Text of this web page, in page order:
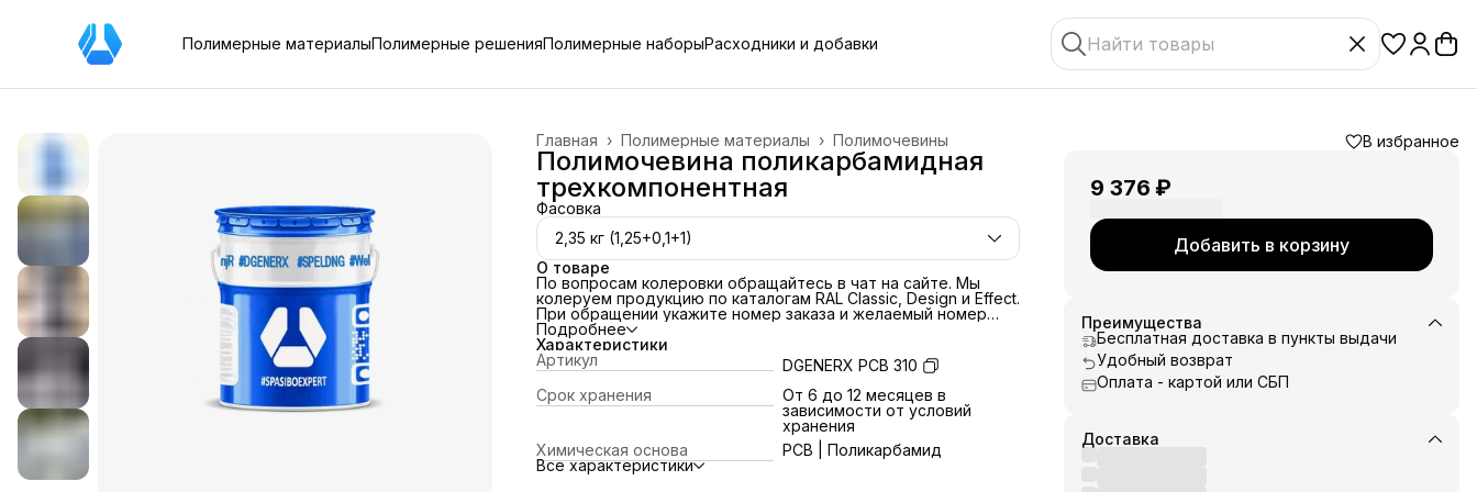
Полимерные материалыПолимерные решенияПолимерные наборыРасходники и добавки
Полимочевины
Полимерные материалы ›
Главная ›
Полимочевина поликарбамидная
трехкомпонентная
Фасовка
2,35 кг (1,25+0,1+1)
О товаре
По вопросам колеровки обращайтесь в чат на сайте. Мы
колеруем продукцию по каталогам RAL Classic, Design и Effect.
При обращении укажите номер заказа и желаемый номер
цвета по каталогу.
Область применения
Полимер применяется в качестве защитной износостойкой
высокопрочной полимочевины для создания
гидроизоляционной мембраны на различных основаниях.
Легко наносится вручную и с помощью специального
инструмента. После отверждения обеспечивает высокие
декоративные свойства механическую прочность и
износостойкость.
Подготовка полимера
Подробнее
Характеристики
Артикул
DGENERX PCB 310
Срок хранения
От 6 до 12 месяцев в
зависимости от условий
хранения
Химическая основа
PCB | Поликарбамид
Все характеристики
В избранное
9 376 ₽
Добавить в корзину
Преимущества
Бесплатная доставка в пункты выдачи
Удобный возврат
Оплата - картой или СБП
Доставка